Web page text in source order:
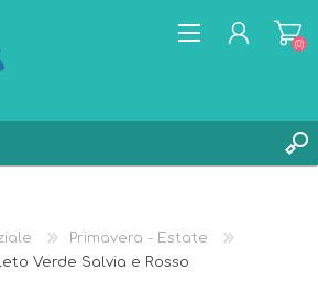
(0)
Primavera - Estate
Verde Salvia e Rosso